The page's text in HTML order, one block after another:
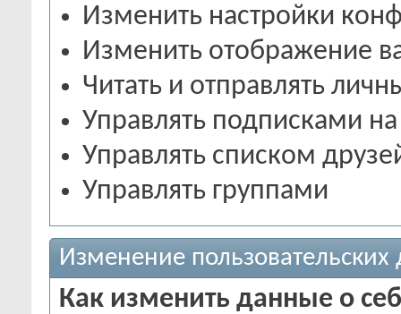
Изменить настройки
Изменить отображение
Читать и отправлять
Управлять подписками
Управлять списком
Управлять группами
Изменение
Как изменить данные о